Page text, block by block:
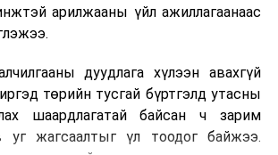
8 дугаар сарын 17–28-ны өдрүүдэд
бүртгэл болон бусад аливаа
зохион байгуулахгүй болно.
арилжааны үйл ажиллагаанаас
дуудлага хүлээн авахгүй
төрийн тусгай бүртгэлд утасны
шаардлагатай байсан ч зарим
уг жагсаалтыг үл тоодог байжээ.